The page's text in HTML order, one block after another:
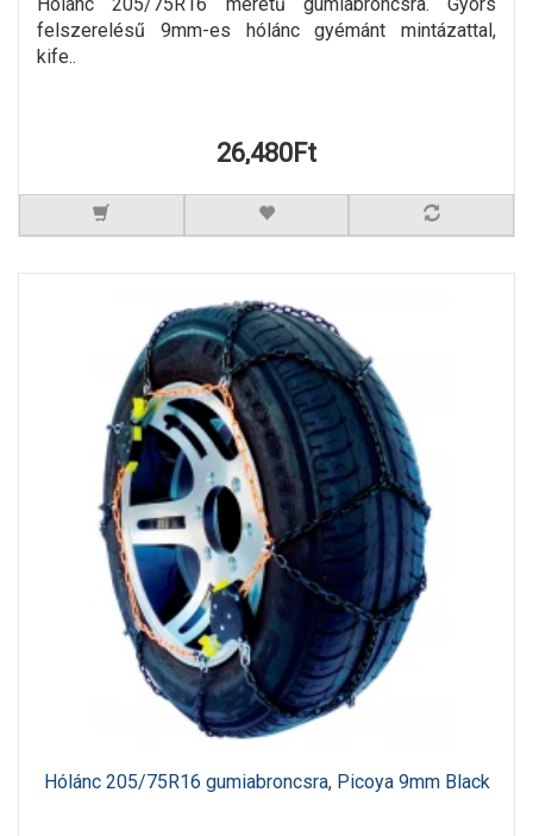
Hólánc 205/75R16 méretű gumiabroncsra. Gyors
felszerelésű 9mm-es hólánc gyémánt mintázattal,
kife..
26,480Ft
Hólánc 205/75R16 gumiabroncsra, Picoya 9mm Black